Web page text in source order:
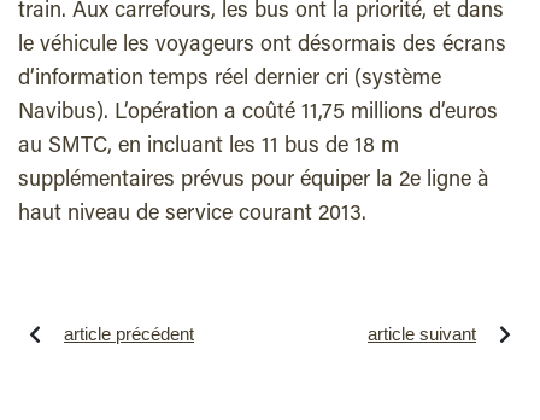
train. Aux carrefours, les bus ont la priorité, et dans
le véhicule les voyageurs ont désormais des écrans
d’information temps réel dernier cri (système
Navibus). L’opération a coûté 11,75 millions d’euros
au SMTC, en incluant les 11 bus de 18 m
supplémentaires prévus pour équiper la 2e ligne à
haut niveau de service courant 2013.
article précédent article suivant